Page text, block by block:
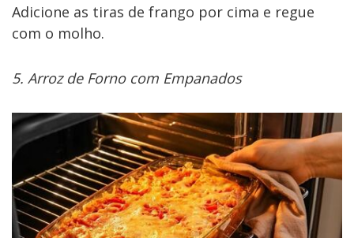
Adicione as tiras de frango por cima e regue
com o molho.
5. Arroz de Forno com Empanados